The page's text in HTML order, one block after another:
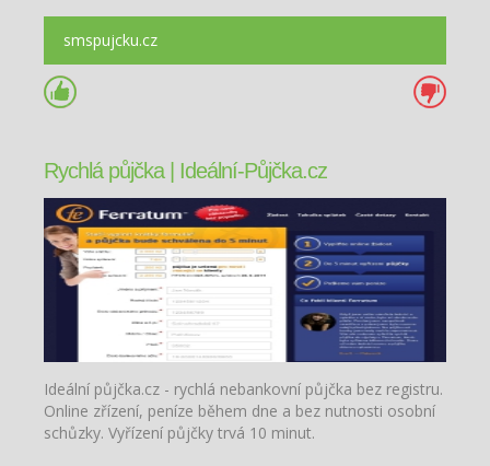
smspujcku.cz
Rychlá půjčka | Ideální-Půjčka.cz
Ideální půjčka.cz - rychlá nebankovní půjčka bez registru.
Online zřízení, peníze během dne a bez nutnosti osobní
schůzky. Vyřízení půjčky trvá 10 minut.